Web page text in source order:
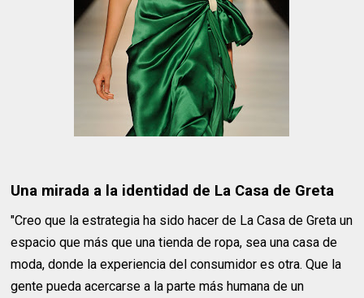
Una mirada a la identidad de La Casa de Greta
"Creo que la estrategia ha sido hacer de La Casa de Greta un
espacio que más que una tienda de ropa, sea una casa de
moda, donde la experiencia del consumidor es otra. Que la
gente pueda acercarse a la parte más humana de un